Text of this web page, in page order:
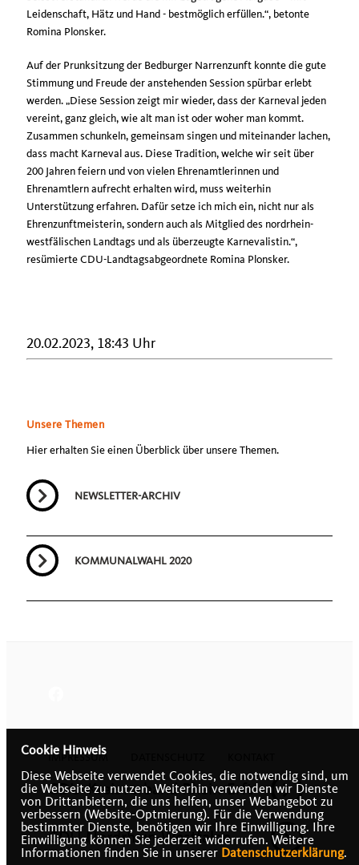
Leidenschaft, Hätz und Hand - bestmöglich erfüllen.“, betonte
Romina Plonsker.
Auf der Prunksitzung der Bedburger Narrenzunft konnte die gute
Stimmung und Freude der anstehenden Session spürbar erlebt
werden. „Diese Session zeigt mir wieder, dass der Karneval jeden
vereint, ganz gleich, wie alt man ist oder woher man kommt.
Zusammen schunkeln, gemeinsam singen und miteinander lachen,
dass macht Karneval aus. Diese Tradition, welche wir seit über
200 Jahren feiern und von vielen Ehrenamtlerinnen und
Ehrenamtlern aufrecht erhalten wird, muss weiterhin
Unterstützung erfahren. Dafür setze ich mich ein, nicht nur als
Ehrenzunftmeisterin, sondern auch als Mitglied des nordrhein-
westfälischen Landtags und als überzeugte Karnevalistin.“,
resümierte CDU-Landtagsabgeordnete Romina Plonsker.
20.02.2023, 18:43 Uhr
Unsere Themen
Hier erhalten Sie einen Überblick über unsere Themen.
NEWSLETTER-ARCHIV
KOMMUNALWAHL 2020
IMPRESSUM
CDU-Kreisverband Rhein-Erft
CDU Nordrhein-Westfalen
Cookie Hinweis
Diese Webseite verwendet Cookies, die notwendig sind, um
die Webseite zu nutzen. Weiterhin verwenden wir Dienste
von Drittanbietern, die uns helfen, unser Webangebot zu
verbessern (Website-Optmierung). Für die Verwendung
bestimmter Dienste, benötigen wir Ihre Einwilligung. Ihre
Einwilligung können Sie jederzeit widerrufen. Weitere
Informationen finden Sie in unserer Datenschutzerklärung.